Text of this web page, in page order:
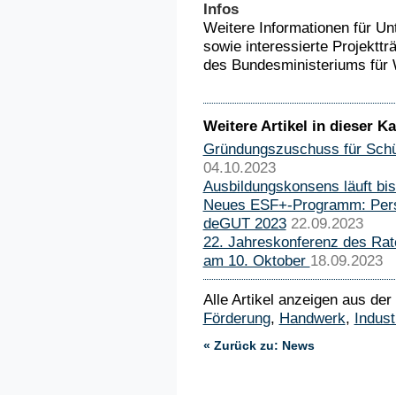
Infos
Weitere Informationen für
sowie interessierte
des Bundesministeriums
Weitere Artikel in dieser
Gründungszuschuss für
04.10.2023
Ausbildungskonsens läuft
Neues ESF+-Programm:
deGUT 2023 22.09.2023
22. Jahreskonferenz des
am 10. Oktober 18.09.2023
Alle Artikel anzeigen aus
Förderung, Handwerk,
« Zurück zu: News